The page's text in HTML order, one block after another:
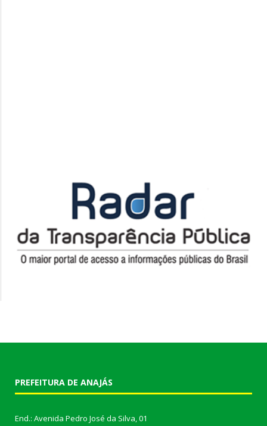
PREFEITURA DE ANAJÁS
End.: Avenida Pedro José da Silva, 01